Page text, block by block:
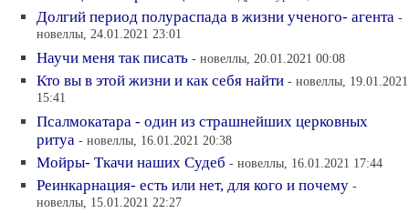
Долгий период полураспада в жизни ученого- агента -
новеллы, 24.01.2021 23:01
Научи меня так писать - новеллы, 20.01.2021 00:08
Кто вы в этой жизни и как себя найти - новеллы, 19.01.2021
15:41
Псалмокатара - один из страшнейших церковных
ритуа - новеллы, 16.01.2021 20:38
Мойры- Ткачи наших Судеб - новеллы, 16.01.2021 17:44
Реинкарнация- есть или нет, для кого и почему -
новеллы, 15.01.2021 22:27